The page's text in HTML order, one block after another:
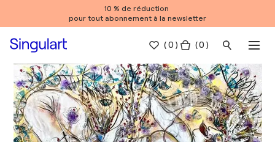
10 % de réduction
pour tout abonnement à la newsletter
(0 ) ( 0 )